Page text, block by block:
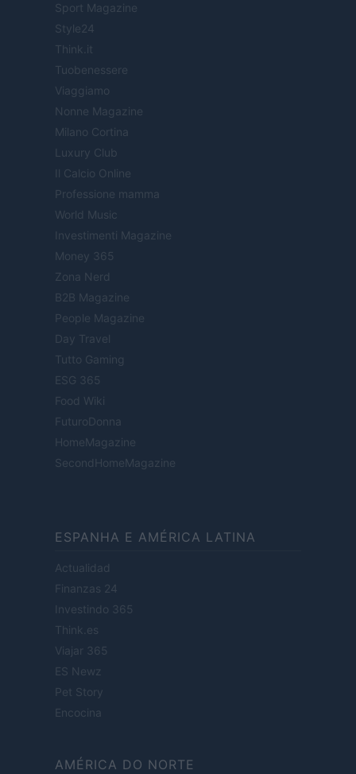
Sport Magazine
Style24
Think.it
Tuobenessere
Viaggiamo
Nonne Magazine
Milano Cortina
Luxury Club
Il Calcio Online
Professione mamma
World Music
Investimenti Magazine
Money 365
Zona Nerd
B2B Magazine
People Magazine
Day Travel
Tutto Gaming
ESG 365
Food Wiki
FuturoDonna
HomeMagazine
SecondHomeMagazine
ESPANHA E AMÉRICA LATINA
Actualidad
Finanzas 24
Investindo 365
Think.es
Viajar 365
ES Newz
Pet Story
Encocina
AMÉRICA DO NORTE